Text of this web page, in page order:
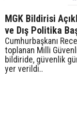
MGK Bildirisi
ve Dış Politika
Cumhurbaşkanı
toplanan Milli
bildiride, güvenlik
yer verildi..